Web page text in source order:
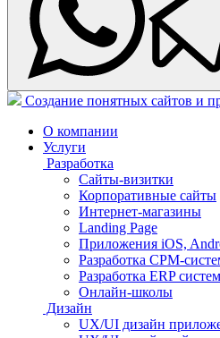
Создание понятных сайтов и
О компании
Услуги
Разработка
Сайты-визитки
Корпоративные сайты
Интернет-магазины
Landing Page
Приложения iOS,
Разработка СРМ-
Разработка ERP систем
Онлайн-школы
Дизайн
UX/UI дизайн